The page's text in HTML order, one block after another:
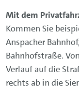
Mit dem
Kommen Sie
Anspacher
Bahnhofstraße.
Verlauf auf die
rechts ab in die